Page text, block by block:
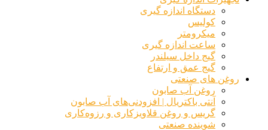
دستگاه اندازه گیری
کولیس
میکرومتر
ساعت اندازه گیری
گیج داخل سیلندر
گیج عمق و ارتفاع
روغن های صنعتی
روغن آب صابون
آنتی باکتریال | افزودنی‌های آب صابون
گریس و روغن قلاویزکاری و رزوه‌کاری
شوینده‌ صنعتی